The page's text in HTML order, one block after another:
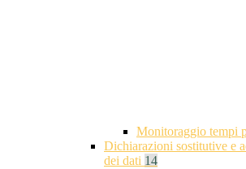
Monitoraggio tempi
Dichiarazioni sostitutive e
dei dati 14